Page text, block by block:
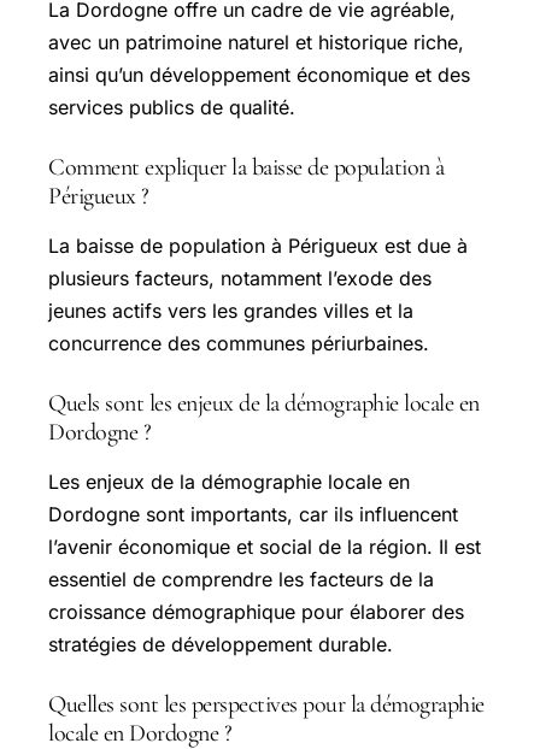
La Dordogne offre un cadre de vie agréable,
avec un patrimoine naturel et historique riche,
ainsi qu’un développement économique et des
services publics de qualité.
Comment expliquer la baisse de population à
Périgueux ?
La baisse de population à Périgueux est due à
plusieurs facteurs, notamment l’exode des
jeunes actifs vers les grandes villes et la
concurrence des communes périurbaines.
Quels sont les enjeux de la démographie locale en
Dordogne ?
Les enjeux de la démographie locale en
Dordogne sont importants, car ils influencent
l’avenir économique et social de la région. Il est
essentiel de comprendre les facteurs de la
croissance démographique pour élaborer des
stratégies de développement durable.
Quelles sont les perspectives pour la démographie
locale en Dordogne ?